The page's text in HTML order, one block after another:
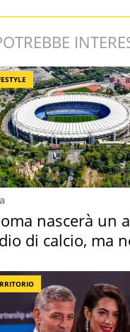
nascerà un
di calcio, ma